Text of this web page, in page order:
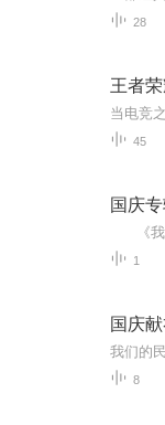
28
王者
45
国庆
1
国庆
8